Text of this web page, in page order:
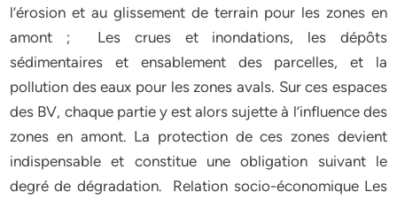
l’érosion et au glissement de terrain pour les zones en
amont ; Les crues et inondations, les dépôts
sédimentaires et ensablement des parcelles, et la
pollution des eaux pour les zones avals. Sur ces espaces
des BV, chaque partie y est alors sujette à l’influence des
zones en amont. La protection de ces zones devient
indispensable et constitue une obligation suivant le
degré de dégradation. Relation socio-économique Les